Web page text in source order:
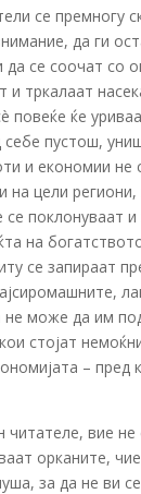
се премногу
да ги
да се соочат со
и тркалаат
повеќе ќе
себе пустош,
и економии не
на цели
се поклонуваат
на
се запираат
не може да им
стојат
– пред
читателе, вие не
орканите,
за да не ви